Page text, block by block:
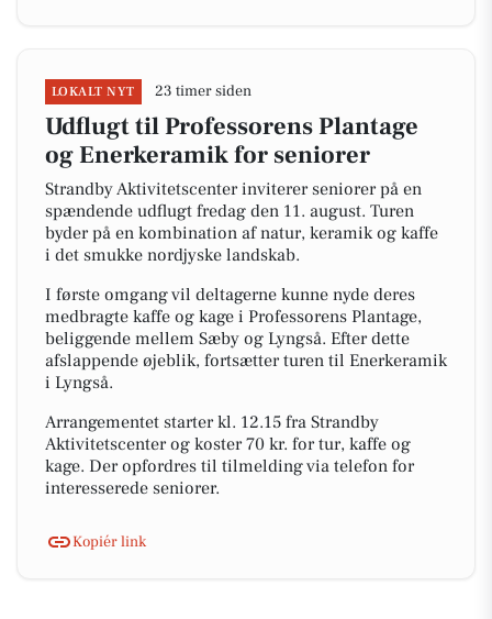
LOKALT NYT 23 timer siden
Udflugt til Professorens Plantage
og Enerkeramik for seniorer
Strandby Aktivitetscenter inviterer seniorer på en
spændende udflugt fredag den 11. august. Turen
byder på en kombination af natur, keramik og kaffe
i det smukke nordjyske landskab.
I første omgang vil deltagerne kunne nyde deres
medbragte kaffe og kage i Professorens Plantage,
beliggende mellem Sæby og Lyngså. Efter dette
afslappende øjeblik, fortsætter turen til Enerkeramik
i Lyngså.
Arrangementet starter kl. 12.15 fra Strandby
Aktivitetscenter og koster 70 kr. for tur, kaffe og
kage. Der opfordres til tilmelding via telefon for
interesserede seniorer.
Kopiér link